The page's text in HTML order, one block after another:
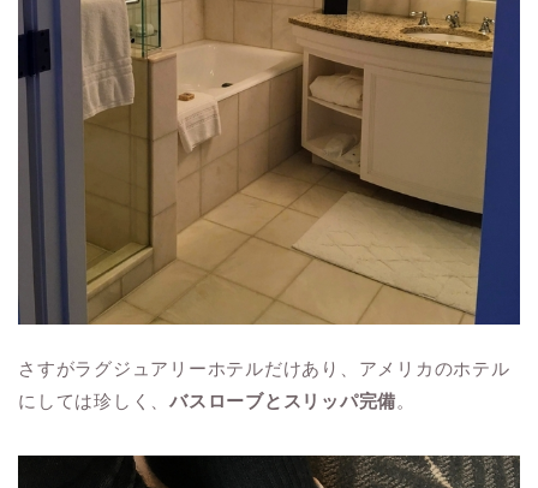
さすがラグジュアリーホテルだけあり、アメリカのホテル
にしては珍しく、バスローブとスリッパ完備。